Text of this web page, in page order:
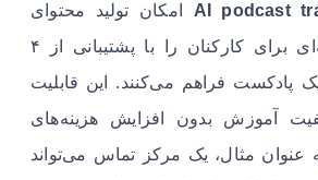
AI podcast امکان تولید محتوای
آموزشی ۹۰ دقیقه‌ای برای کارکنان را با پشتیبانی از ۴
پادکست فراهم می‌کنند. این قابلیت
آموزش بدون افزایش هزینه‌های
عنوان مثال، یک مرکز تماس می‌تواند